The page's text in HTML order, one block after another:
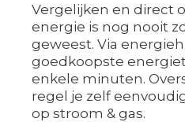
Vergelijken en direct
energie is nog nooit
geweest. Via
goedkoopste
enkele minuten.
regel je zelf
op stroom & gas.